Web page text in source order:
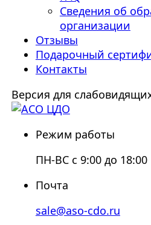
Сведения об
организации
Отзывы
Подарочный
Контакты
Версия для
Режим работы
ПН-ВС с 9:00 до 18:00
Почта
sale@aso-cdo.ru